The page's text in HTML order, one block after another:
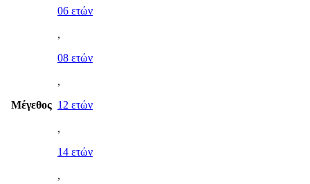
Μέγεθος
06 ετών
,
08 ετών
,
12 ετών
,
14 ετών
,